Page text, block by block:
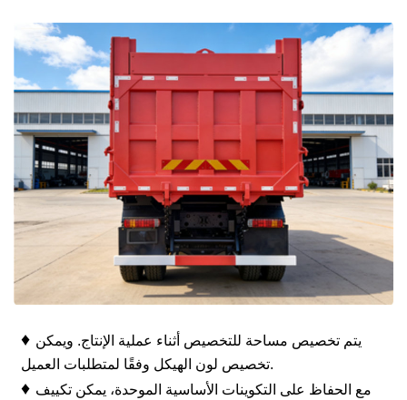
♦ يتم تخصيص مساحة للتخصيص أثناء عملية الإنتاج. ويمكن
تخصيص لون الهيكل وفقًا لمتطلبات العميل.
♦ مع الحفاظ على التكوينات الأساسية الموحدة، يمكن تكييف